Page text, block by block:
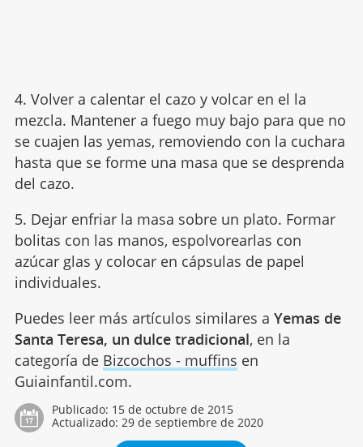
4. Volver a calentar el cazo y volcar en el la
mezcla. Mantener a fuego muy bajo para que no
se cuajen las yemas, removiendo con la cuchara
hasta que se forme una masa que se desprenda
del cazo.
5. Dejar enfriar la masa sobre un plato. Formar
bolitas con las manos, espolvorearlas con
azúcar glas y colocar en cápsulas de papel
individuales.
Puedes leer más artículos similares a Yemas de
Santa Teresa, un dulce tradicional, en la
categoría de Bizcochos - muffins en
Guiainfantil.com.
Publicado: 15 de octubre de 2015
Actualizado: 29 de septiembre de 2020